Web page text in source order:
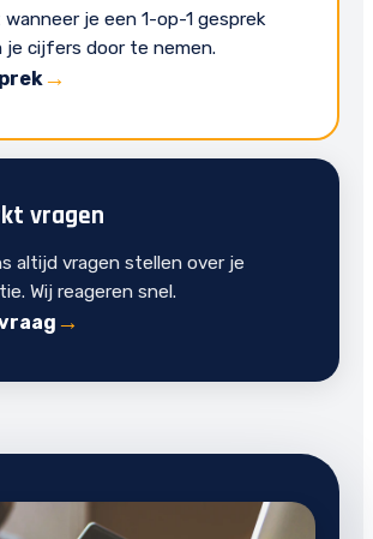
je een 1-op-1 gesprek
je cijfers door te nemen.
vragen
altijd vragen stellen over je
Wij reageren snel.